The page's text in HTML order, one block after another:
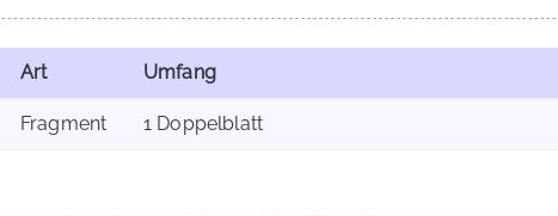
Art Umfang
Fragment 1 Doppelblatt